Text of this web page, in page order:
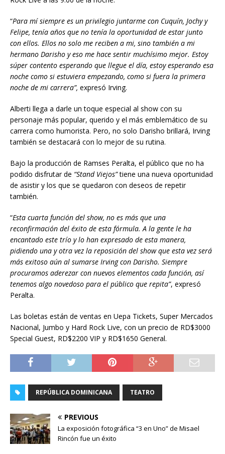
“Para mí siempre es un privilegio juntarme con Cuquín, Jochy y
Felipe, tenía años que no tenía la oportunidad de estar junto
con ellos. Ellos no solo me reciben a mi, sino también a mi
hermano Darisho y eso me hace sentir muchísimo mejor. Estoy
súper contento esperando que llegue el día, estoy esperando esa
noche como si estuviera empezando, como si fuera la primera
noche de mi carrera”, expresó Irving.
Alberti llega a darle un toque especial al show con su
personaje más popular, querido y el más emblemático de su
carrera como humorista. Pero, no solo Darisho brillará, Irving
también se destacará con lo mejor de su rutina.
Bajo la producción de Ramses Peralta, el público que no ha
podido disfrutar de “Stand Viejos”tiene una nueva oportunidad
de asistir y los que se quedaron con deseos de repetir
también.
“Esta cuarta función del show, no es más que una
reconfirmación del éxito de esta fórmula. A la gente le ha
encantado este trío y lo han expresado de esta manera,
pidiendo una y otra vez la reposición del show que esta vez será
más exitoso aún al sumarse Irving con Darisho. Siempre
procuramos aderezar con nuevos elementos cada función, así
tenemos algo novedoso para el público que repita”, expresó
Peralta.
Las boletas están de ventas en Uepa Tickets, Super Mercados
Nacional, Jumbo y Hard Rock Live, con un precio de RD$3000
Special Guest, RD$2200 VIP y RD$1650 General.
REPÚBLICA DOMINICANA TEATRO
PREVIOUS
La exposición fotográfica “3 en Uno” de Misael
Rincón fue un éxito